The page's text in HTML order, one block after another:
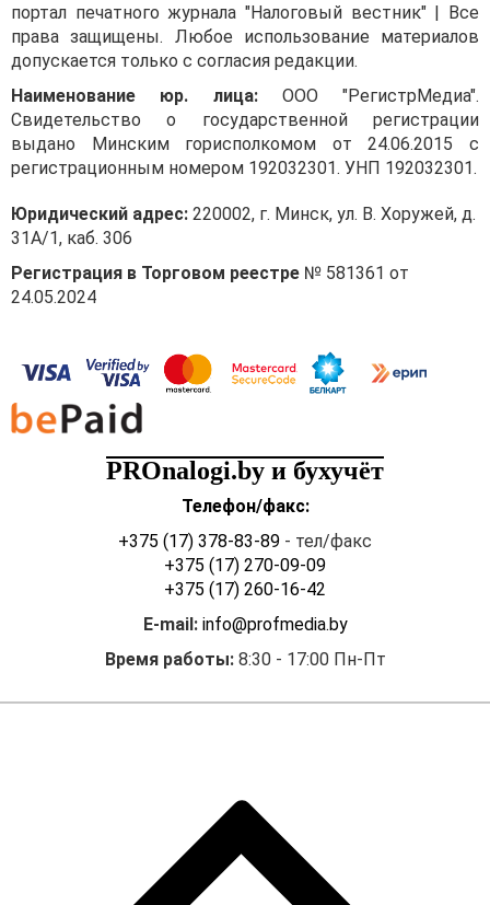
портал печатного журнала "Налоговый вестник" | Все
права защищены. Любое использование материалов
допускается только с согласия редакции.
Наименование юр. лица:ООО "РегистрМедиа".
Свидетельство о государственной регистрации
выдано Минским горисполкомом от 24.06.2015 с
регистрационным номером 192032301. УНП 192032301.
Юридический адрес: 220002, г. Минск, ул. В. Хоружей, д.
31А/1, каб. 306
Регистрация в Торговом реестре № 581361 от
24.05.2024
PROnalogi.by и бухучёт
Телефон/факс:
+375 (17) 378-83-89 - тел/факс
+375 (17) 270-09-09
+375 (17) 260-16-42
E-mail: info@profmedia.by
Время работы:8:30 - 17:00 Пн-Пт